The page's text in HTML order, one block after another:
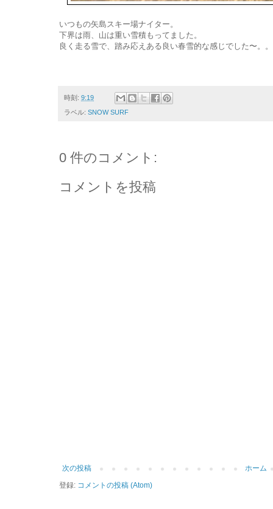
いつもの矢島スキー場ナイター。
下界は雨、山は重い雪積もってました。
良く走る雪で、踏み応えある良い春雪的な感じでした〜。
時刻: 9:19
ラベル: SNOW SURF
0 件のコメント:
コメントを投稿
次の投稿
ホーム
登録: コメントの投稿 (Atom)